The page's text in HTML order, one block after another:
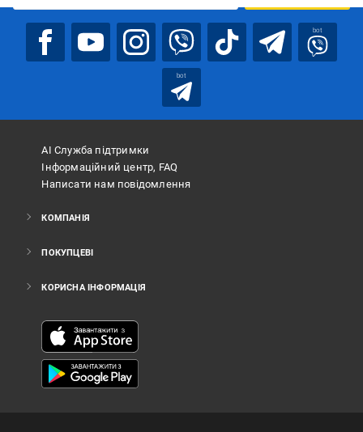
bot
bot
АІ Служба підтримки
Інформаційний центр, FAQ
Написати нам повідомлення
КОМПАНІЯ
ПОКУПЦЕВІ
КОРИСНА ІНФОРМАЦІЯ